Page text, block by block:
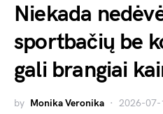
Niekada
sportbačių be
gali brangiai
by Monika Veronika 2026-07-